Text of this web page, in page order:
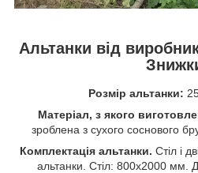
Альтанки від
Розмір альтанки:
Матеріал, з якого
зроблена з сухого соснового
Комплектація альтанки. Стіл і
альтанки. Стіл: 800х2000 мм.